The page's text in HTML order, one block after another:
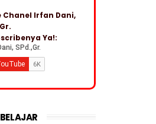
Irfan Dani,
Ya!: